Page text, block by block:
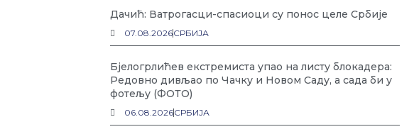
Дачић: Ватрогасци-спасиоци су понос целе Србије
07.08.2026СРБИЈА
Бјелогрлићев екстремиста упао на листу блокадера:
Редовно дивљао по Чачку и Новом Саду, а сада би у
фотељу (ФОТО)
06.08.2026СРБИЈА